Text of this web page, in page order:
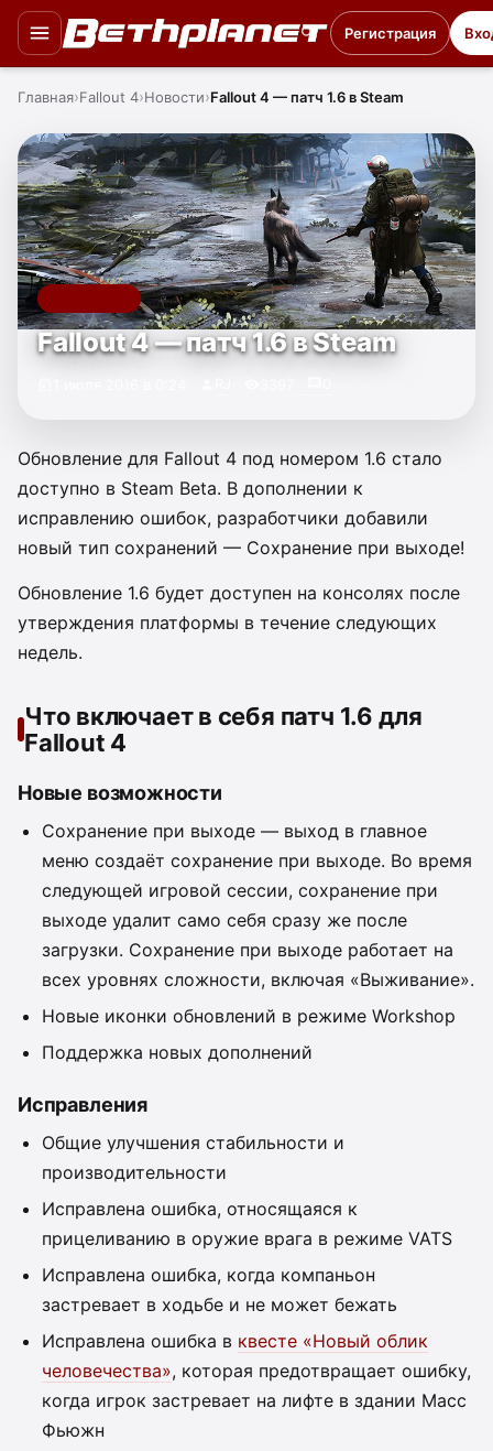
Регистрация
Главная Fallout 4 Новости Fallout 4 — патч 1.6 в Steam
Fallout 4 — патч 1.6 в Steam
Обновление для Fallout 4 под номером 1.6 стало
доступно в Steam Beta. В дополнении к
исправлению ошибок, разработчики добавили
новый тип сохранений — Сохранение при выходе!
Обновление 1.6 будет доступен на консолях после
утверждения платформы в течение следующих
недель.
Что включает в себя патч 1.6 для
Fallout 4
Новые возможности
Сохранение при выходе — выход в главное
меню создаёт сохранение при выходе. Во время
следующей игровой сессии, сохранение при
выходе удалит само себя сразу же после
загрузки. Сохранение при выходе работает на
всех уровнях сложности, включая «Выживание».
Новые иконки обновлений в режиме Workshop
Поддержка новых дополнений
Исправления
Общие улучшения стабильности и
производительности
Исправлена ошибка, относящаяся к
прицеливанию в оружие врага в режиме VATS
Исправлена ошибка, когда компаньон
застревает в ходьбе и не может бежать
Исправлена ошибка в квесте «Новый облик
человечества», которая предотвращает ошибку,
когда игрок застревает на лифте в здании Масс
Фьюжн